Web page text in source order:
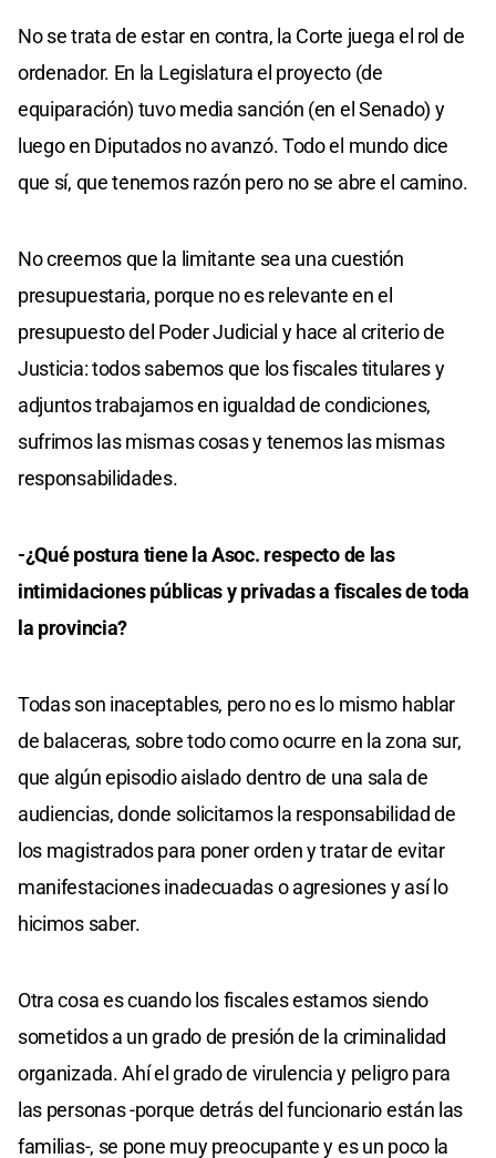
No se trata de estar en contra, la Corte juega el rol de
ordenador. En la Legislatura el proyecto (de
equiparación) tuvo media sanción (en el Senado) y
luego en Diputados no avanzó. Todo el mundo dice
que sí, que tenemos razón pero no se abre el camino.
No creemos que la limitante sea una cuestión
presupuestaria, porque no es relevante en el
presupuesto del Poder Judicial y hace al criterio de
Justicia: todos sabemos que los fiscales titulares y
adjuntos trabajamos en igualdad de condiciones,
sufrimos las mismas cosas y tenemos las mismas
responsabilidades.
-¿Qué postura tiene la Asoc. respecto de las
intimidaciones públicas y privadas a fiscales de toda
la provincia?
Todas son inaceptables, pero no es lo mismo hablar
de balaceras, sobre todo como ocurre en la zona sur,
que algún episodio aislado dentro de una sala de
audiencias, donde solicitamos la responsabilidad de
los magistrados para poner orden y tratar de evitar
manifestaciones inadecuadas o agresiones y así lo
hicimos saber.
Otra cosa es cuando los fiscales estamos siendo
sometidos a un grado de presión de la criminalidad
organizada. Ahí el grado de virulencia y peligro para
las personas -porque detrás del funcionario están las
familias-, se pone muy preocupante y es un poco la